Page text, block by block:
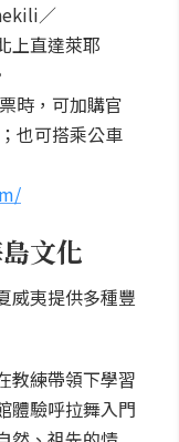
／
上直達萊耶
時，可加購官
也可搭乘公車
文化
威夷提供多種豐
教練帶領下學習
體驗呼拉舞入門